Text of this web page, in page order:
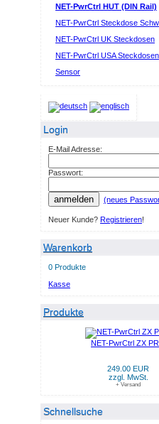
NET-PwrCtrl HUT (DIN Rail)
NET-PwrCtrl Steckdose
NET-PwrCtrl UK Steckdosen
NET-PwrCtrl USA Steckdosen
Sensor
Login
E-Mail Adresse:
Passwort:
anmelden (neues
Neuer Kunde? Registrieren!
Warenkorb
0 Produkte
Kasse
Produkte
NET-PwrCtrl ZX
249.00 EUR
zzgl. MwSt.
+ Versand
Schnellsuche